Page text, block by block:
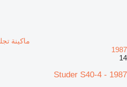
1987
14
Studer S40-4 - 1987